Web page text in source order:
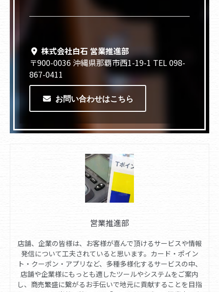
株式会社白石 営業推進部
〒900-0036 沖縄県那覇市西1-19-1 TEL 098-
867-0411
お問い合わせはこちら
営業推進部
店舗、企業の皆様は、お客様が喜んで頂けるサービスや情報
発信について工夫されていると思います。カード・ポイン
ト・クーポン・アプリなど、多種多様化するサービスの中、
店舗や企業様にもっとも適したツールやシステムをご案内
し、商売繁盛に繋がるお手伝いで地元に貢献することを目指